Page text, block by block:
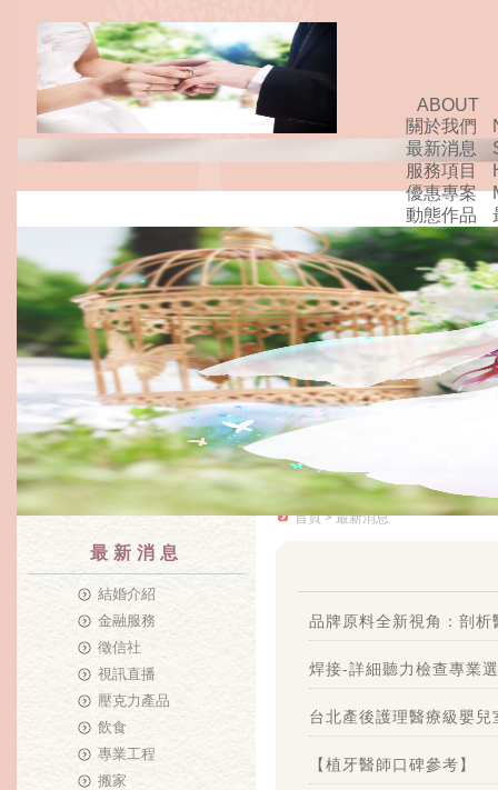
ABOUT
關於我們
最新消息
服務項目
優惠專案
動態作品
最新消息
結婚介紹
金融服務
徵信社
視訊直播
壓克力產品
飲食
專業工程
搬家
首頁> 最新消息
品牌原料全新視角：剖
焊接-詳細聽力檢查專業
台北產後護理醫療級嬰
【植牙醫師口碑參考】